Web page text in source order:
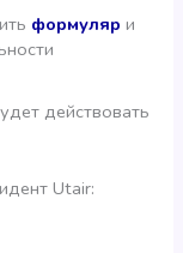
формуляр и
действовать
Utair: